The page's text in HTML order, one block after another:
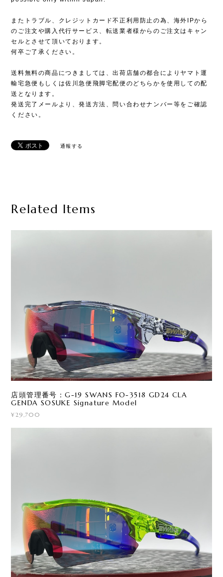
またトラブル、クレジットカード不正利用防止の為、海外IPから
のご注文や購入代行サービス、転送業者様からのご注文はキャン
セルとさせて頂いております。
何卒ご了承ください。
送料無料の商品につきましては、出荷店舗の都合によりヤマト運
輸宅急便もしくは佐川急便飛脚宅配便のどちらかを使用しての配
送となります。
発送完了メールより、発送方法、問い合わせナンバー等をご確認
ください。
通報する
Related Items
店頭管理番号：G-19 SWANS FO-3518 GD24 CLA
GENDA SOSUKE Signature Model
¥29,700